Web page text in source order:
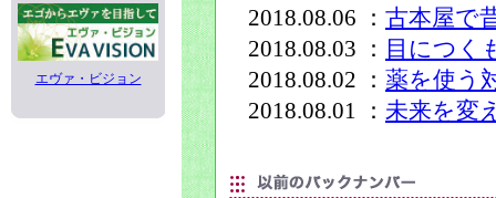
エヴァ・ビジョン
2018.08.06 ： 古本屋で
2018.08.03 ： 目につく
2018.08.02 ： 薬を使う
2018.08.01 ： 未来を変